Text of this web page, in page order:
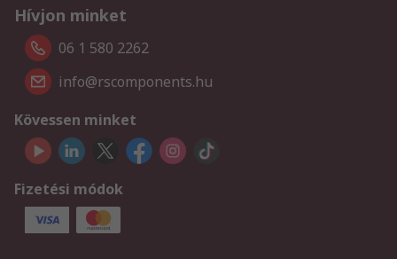
Hívjon minket
06 1 580 2262
info@rscomponents.hu
Kövessen minket
Fizetési módok